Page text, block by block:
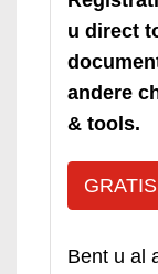
u direct
andere
& tools.
Bent u al